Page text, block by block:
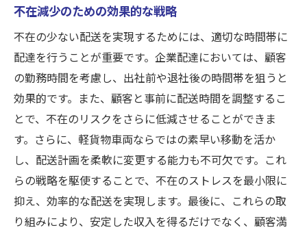
不在減少のための効果的な戦略
不在の少ない配送を実現するためには、適切な時間帯に
配達を行うことが重要です。企業配達においては、顧客
の勤務時間を考慮し、出社前や退社後の時間帯を狙うと
効果的です。また、顧客と事前に配送時間を調整するこ
とで、不在のリスクをさらに低減させることができま
す。さらに、軽貨物車両ならではの素早い移動を活か
し、配送計画を柔軟に変更する能力も不可欠です。これ
らの戦略を駆使することで、不在のストレスを最小限に
抑え、効率的な配送を実現します。最後に、これらの取
り組みにより、安定した収入を得るだけでなく、顧客満